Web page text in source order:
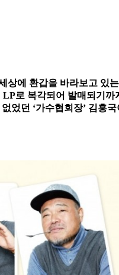
에 환갑을 바라보고 있
로 복각되어 발매되기
던 ‘가수협회장’ 김흥